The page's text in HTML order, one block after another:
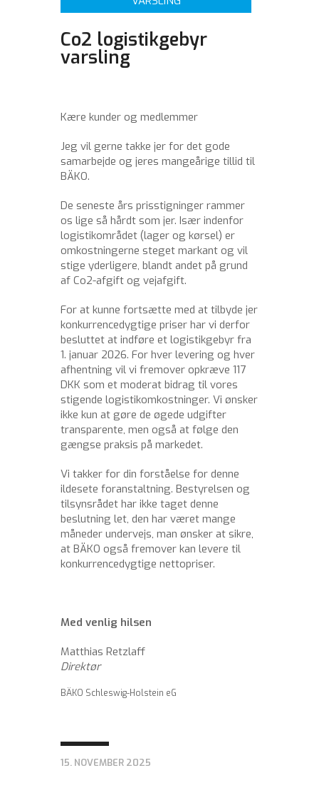
Co2 logistikgebyr
varsling
Kære kunder og medlemmer
Jeg vil gerne takke jer for det gode
samarbejde og jeres mangeårige tillid til
BÄKO.
De seneste års prisstigninger rammer
os lige så hårdt som jer. Især indenfor
logistikområdet (lager og kørsel) er
omkostningerne steget markant og vil
stige yderligere, blandt andet på grund
af Co2-afgift og vejafgift.
For at kunne fortsætte med at tilbyde jer
konkurrencedygtige priser har vi derfor
besluttet at indføre et logistikgebyr fra
1. januar 2026. For hver levering og hver
afhentning vil vi fremover opkræve 117
DKK som et moderat bidrag til vores
stigende logistikomkostninger. Vi ønsker
ikke kun at gøre de øgede udgifter
transparente, men også at følge den
gængse praksis på markedet.
Vi takker for din forståelse for denne
ildesete foranstaltning. Bestyrelsen og
tilsynsrådet har ikke taget denne
beslutning let, den har været mange
måneder undervejs, man ønsker at sikre,
at BÄKO også fremover kan levere til
konkurrencedygtige nettopriser.
Med venlig hilsen
Matthias Retzlaff
Direktør
BÄKO Schleswig-Holstein eG
15. NOVEMBER 2025